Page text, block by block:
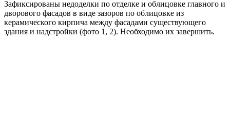
Зафиксированы недоделки по отделке и облицовке главного и
дворового фасадов в виде зазоров по облицовке из
керамического кирпича между фасадами существующего
здания и надстройки (фото 1, 2). Необходимо их завершить.